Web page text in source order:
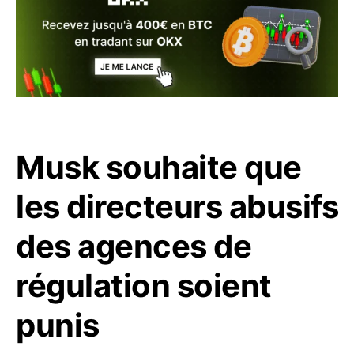
Musk souhaite que
les directeurs abusifs
des agences de
régulation soient
punis